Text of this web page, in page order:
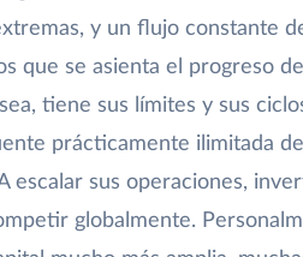
y un flujo constante
que se asienta el progreso
tiene sus límites y sus
prácticamente ilimitada
escalar sus operaciones,
globalmente.